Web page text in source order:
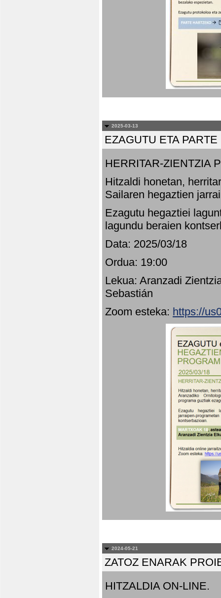
2025-03-13
EZAGUTU ETA
HERRITAR-ZIENTZIA
Hitzaldi honetan,
Sailaren hegaztien
Ezagutu hegaztiei
lagundu beraien
Data: 2025/03/18
Ordua: 19:00
Lekua: Aranzadi
Sebastián
Zoom esteka: https://
2024-05-21
ZATOZ ENARAK
HITZALDIA ON-LINE.